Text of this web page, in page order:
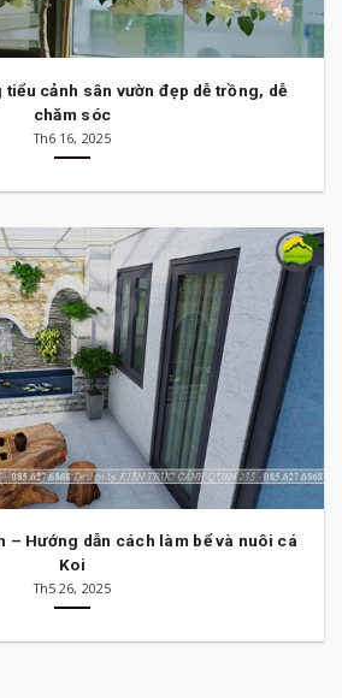
cảnh sân vườn đẹp dễ trồng, dễ
chăm sóc
Th6 16, 2025
– Hướng dẫn cách làm bể và nuôi cá
Koi
Th5 26, 2025